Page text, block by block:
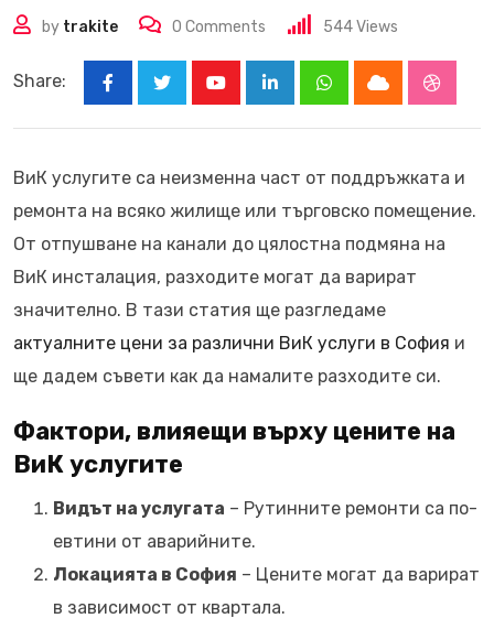
by trakite 0 Comments 544Views
Share:
LinkedInWhatsappCloud
ВиК услугите са неизменна част от поддръжката и
ремонта на всяко жилище или търговско помещение.
От отпушване на канали до цялостна подмяна на
ВиК инсталация, разходите могат да варират
значително. В тази статия ще разгледаме
актуалните цени за различни ВиК услуги в София и
ще дадем съвети как да намалите разходите си.
Фактори, влияещи върху цените на
ВиК услугите
Видът на услугата – Рутинните ремонти са по-
евтини от аварийните.
Локацията в София – Цените могат да варират
в зависимост от квартала.